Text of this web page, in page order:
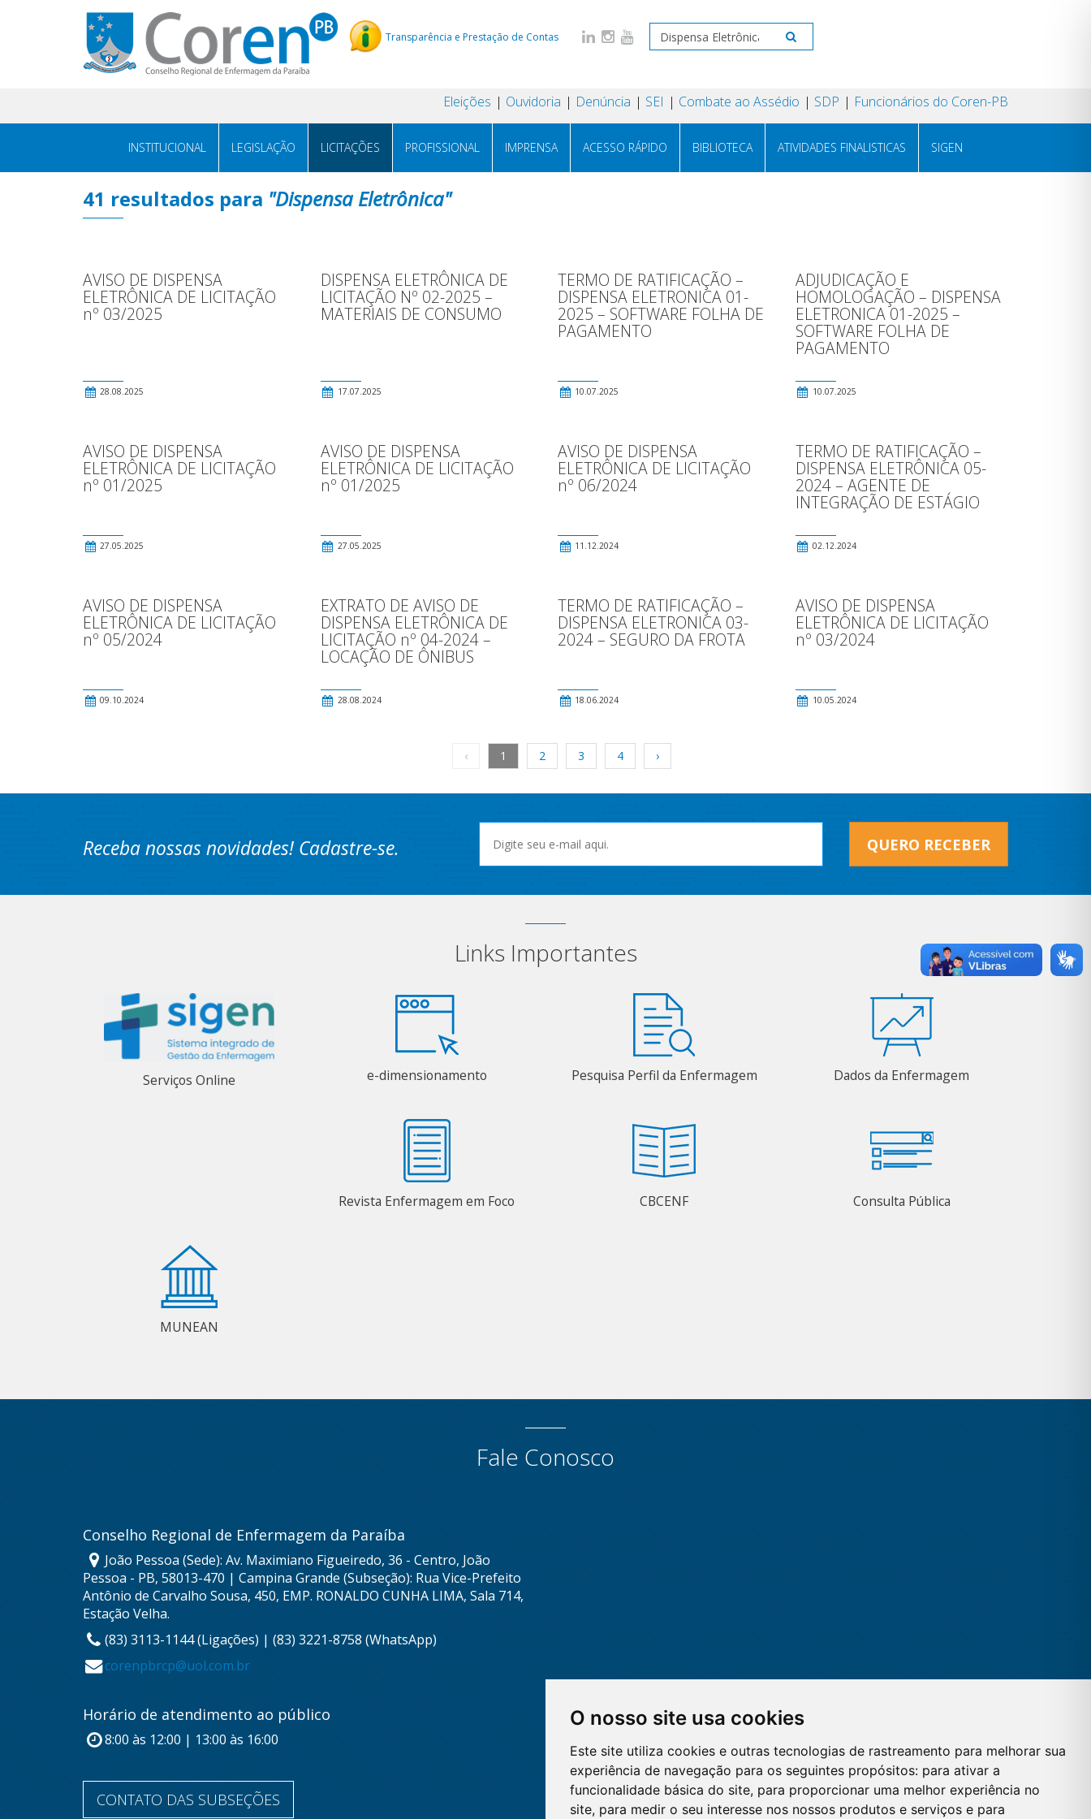
O nosso site usa cookies
Este site utiliza cookies e outras tecnologias de rastreamento para melhorar sua
experiência de navegação para os seguintes propósitos: para ativar a
funcionalidade básica do site, para proporcionar uma melhor experiência no
site, para medir o seu interesse nos nossos produtos e serviços e para
Transparência e Prestação de Contas
Eleições Ouvidoria Denúncia SEI Combate ao Assédio SDP Funcionários do Coren-PB
INSTITUCIONAL LEGISLAÇÃO LICITAÇÕES PROFISSIONAL IMPRENSA ACESSO RÁPIDO BIBLIOTECA ATIVIDADES FINALISTICAS SIGEN
41 resultados para "Dispensa Eletrônica"
AVISO DE DISPENSA
ELETRÔNICA DE LICITAÇÃO
nº 03/2025
28.08.2025
DISPENSA ELETRÔNICA DE
LICITAÇÃO Nº 02-2025 –
MATERIAIS DE CONSUMO
17.07.2025
TERMO DE RATIFICAÇÃO –
DISPENSA ELETRONICA 01-
2025 – SOFTWARE FOLHA DE
PAGAMENTO
10.07.2025
ADJUDICAÇÃO E
HOMOLOGAÇÃO – DISPENSA
ELETRONICA 01-2025 –
SOFTWARE FOLHA DE
PAGAMENTO
10.07.2025
AVISO DE DISPENSA
ELETRÔNICA DE LICITAÇÃO
nº 01/2025
27.05.2025
AVISO DE DISPENSA
ELETRÔNICA DE LICITAÇÃO
nº 01/2025
27.05.2025
AVISO DE DISPENSA
ELETRÔNICA DE LICITAÇÃO
nº 06/2024
11.12.2024
TERMO DE RATIFICAÇÃO –
DISPENSA ELETRÔNICA 05-
2024 – AGENTE DE
INTEGRAÇÃO DE ESTÁGIO
02.12.2024
AVISO DE DISPENSA
ELETRÔNICA DE LICITAÇÃO
nº 05/2024
09.10.2024
EXTRATO DE AVISO DE
DISPENSA ELETRÔNICA DE
LICITAÇÃO nº 04-2024 –
LOCAÇÃO DE ÔNIBUS
28.08.2024
TERMO DE RATIFICAÇÃO –
DISPENSA ELETRONICA 03-
2024 – SEGURO DA FROTA
18.06.2024
AVISO DE DISPENSA
ELETRÔNICA DE LICITAÇÃO
nº 03/2024
10.05.2024
‹ 1 2 3 4 ›
Receba nossas novidades! Cadastre-se. QUERO RECEBER
Links Importantes
Serviços Online e-dimensionamento Pesquisa Perfil da Enfermagem Dados da Enfermagem
Revista Enfermagem em Foco CBCENF Consulta Pública
MUNEAN
Fale Conosco
Conselho Regional de Enfermagem da Paraíba
João Pessoa (Sede): Av. Maximiano Figueiredo, 36 - Centro, João
Pessoa - PB, 58013-470 | Campina Grande (Subseção): Rua Vice-Prefeito
Antônio de Carvalho Sousa, 450, EMP. RONALDO CUNHA LIMA, Sala 714,
Estação Velha.
(83) 3113-1144 (Ligações) | (83) 3221-8758 (WhatsApp)
corenpbrcp@uol.com.br
Horário de atendimento ao público
8:00 às 12:00 | 13:00 às 16:00
CONTATO DAS SUBSEÇÕES